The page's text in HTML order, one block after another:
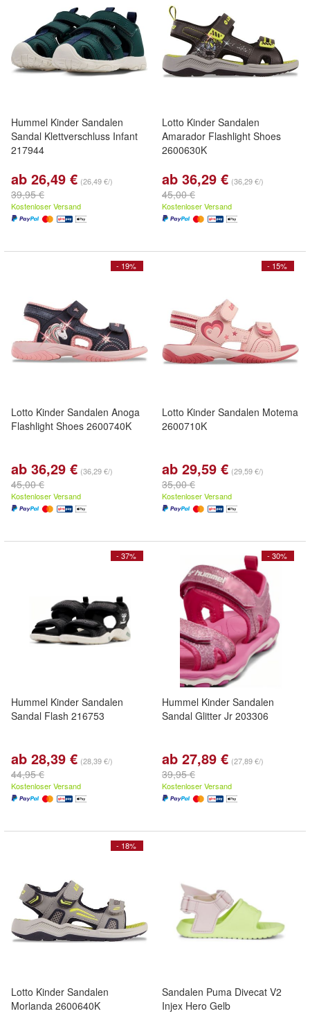
Hummel Kinder Sandalen
Sandal Klettverschluss Infant
217944
ab 26,49 € (26,49 €/)
39,95 €
Kostenloser Versand
Lotto Kinder Sandalen
Amarador Flashlight Shoes
2600630K
ab 36,29 € (36,29 €/)
45,00 €
Kostenloser Versand
- 19%
Lotto Kinder Sandalen Anoga
Flashlight Shoes 2600740K
ab 36,29 € (36,29 €/)
45,00 €
Kostenloser Versand
- 15%
Lotto Kinder Sandalen Motema
2600710K
ab 29,59 € (29,59 €/)
35,00 €
Kostenloser Versand
- 37%
Hummel Kinder Sandalen
Sandal Flash 216753
ab 28,39 € (28,39 €/)
44,95 €
Kostenloser Versand
- 30%
Hummel Kinder Sandalen
Sandal Glitter Jr 203306
ab 27,89 € (27,89 €/)
39,95 €
Kostenloser Versand
- 18%
Lotto Kinder Sandalen
Morlanda 2600640K
Sandalen Puma Divecat V2
Injex Hero Gelb